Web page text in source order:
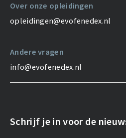
Over onze opleidingen
opleidingen@evofenedex.nl
Andere vragen
info@evofenedex.nl
Schrijf je in voor de